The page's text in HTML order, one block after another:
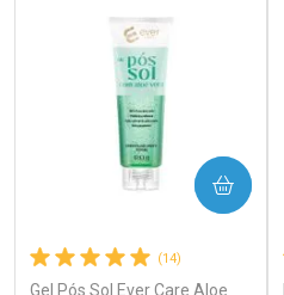
(14)
Gel Pós Sol Ever Care Aloe
COMPRAR